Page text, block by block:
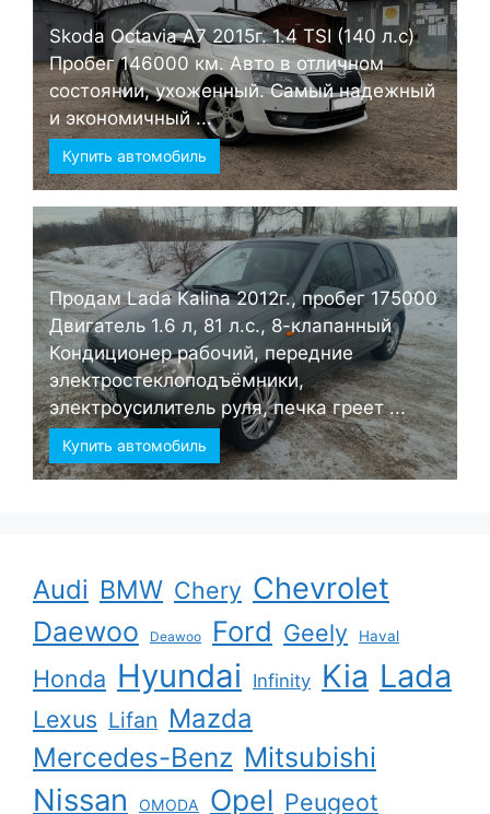
Skoda Octavia А7 2015г. 1.4 TSI (140 л.с)
Пробег 146000 км. Авто в отличном
состоянии, ухоженный. Самый надежный
и экономичный ...
Купить автомобиль
Продам Lada Kalina 2012г., пробег 175000
Двигатель 1.6 л, 81 л.с., 8-клапанный
Кондиционер рабочий, передние
электростеклоподъёмники,
электроусилитель руля, печка греет ...
Купить автомобиль
Audi BMW Chery Chevrolet
Daewoo Deawoo Ford Geely Haval
Honda Hyundai Infinity Kia Lada
Lexus Lifan Mazda
Mercedes-Benz Mitsubishi
Nissan OMODA Opel Peugeot